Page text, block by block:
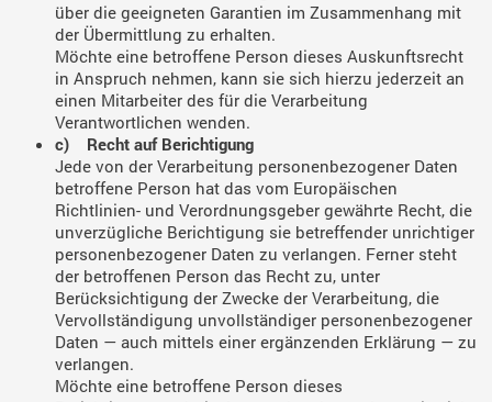
über die geeigneten Garantien im Zusammenhang mit
der Übermittlung zu erhalten.
Möchte eine betroffene Person dieses Auskunftsrecht
in Anspruch nehmen, kann sie sich hierzu jederzeit an
einen Mitarbeiter des für die Verarbeitung
Verantwortlichen wenden.
c) Recht auf Berichtigung
Jede von der Verarbeitung personenbezogener Daten
betroffene Person hat das vom Europäischen
Richtlinien- und Verordnungsgeber gewährte Recht, die
unverzügliche Berichtigung sie betreffender unrichtiger
personenbezogener Daten zu verlangen. Ferner steht
der betroffenen Person das Recht zu, unter
Berücksichtigung der Zwecke der Verarbeitung, die
Vervollständigung unvollständiger personenbezogener
Daten — auch mittels einer ergänzenden Erklärung — zu
verlangen.
Möchte eine betroffene Person dieses